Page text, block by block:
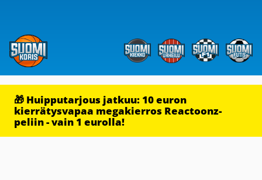
🎁 Huipputarjous jatkuu: 10 euron
kierrätysvapaa megakierros Reactoonz-
peliin - vain 1 eurolla!